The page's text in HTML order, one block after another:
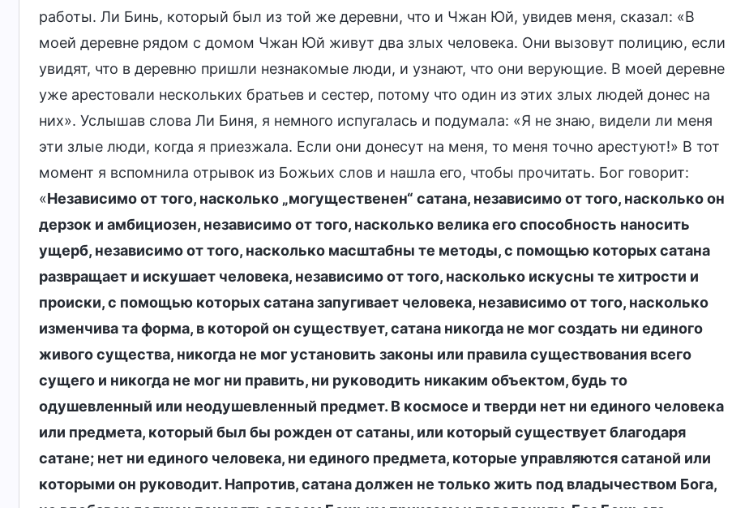
работы. Ли Бинь, который был из той же деревни, что и Чжан Юй, увидев меня, сказал: «В
моей деревне рядом с домом Чжан Юй живут два злых человека. Они вызовут полицию, если
увидят, что в деревню пришли незнакомые люди, и узнают, что они верующие. В моей деревне
уже арестовали нескольких братьев и сестер, потому что один из этих злых людей донес на
них». Услышав слова Ли Биня, я немного испугалась и подумала: «Я не знаю, видели ли меня
эти злые люди, когда я приезжала. Если они донесут на меня, то меня точно арестуют!» В тот
момент я вспомнила отрывок из Божьих слов и нашла его, чтобы прочитать. Бог говорит:
«Независимо от того, насколько „могущественен“ сатана, независимо от того, насколько он
дерзок и амбициозен, независимо от того, насколько велика его способность наносить
ущерб, независимо от того, насколько масштабны те методы, с помощью которых сатана
развращает и искушает человека, независимо от того, насколько искусны те хитрости и
происки, с помощью которых сатана запугивает человека, независимо от того, насколько
изменчива та форма, в которой он существует, сатана никогда не мог создать ни единого
живого существа, никогда не мог установить законы или правила существования всего
сущего и никогда не мог ни править, ни руководить никаким объектом, будь то
одушевленный или неодушевленный предмет. В космосе и тверди нет ни единого человека
или предмета, который был бы рожден от сатаны, или который существует благодаря
сатане; нет ни единого человека, ни единого предмета, которые управляются сатаной или
которыми он руководит. Напротив, сатана должен не только жить под владычеством Бога,